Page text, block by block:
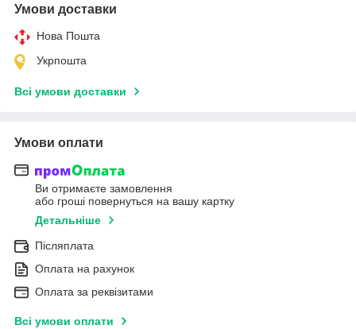
Умови доставки
Нова Пошта
Укрпошта
Всі умови доставки
Умови оплати
Ви отримаєте замовлення
або гроші повернуться на вашу картку
Детальніше
Післяплата
Оплата на рахунок
Оплата за реквізитами
Всі умови оплати